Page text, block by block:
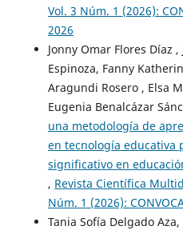
Vol. 3 Núm. 1 (2026):
2026
Jonny Omar Flores Díaz
Espinoza, Fanny
Aragundi Rosero , Elsa
Eugenia Benalcázar
una metodología de
en tecnología educativa
significativo en
, Revista Científica
Núm. 1 (2026):
Tania Sofía Delgado